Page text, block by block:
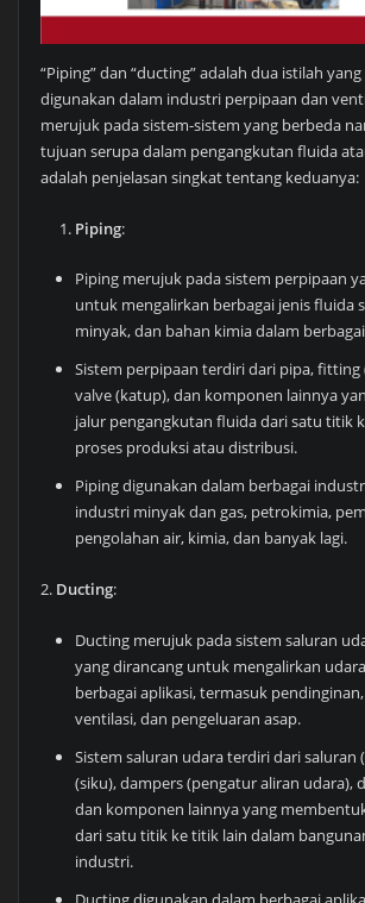
“Piping” dan “ducting” adalah dua istilah
digunakan dalam industri perpipaan dan
merujuk pada sistem-sistem yang berbeda
tujuan serupa dalam pengangkutan fluida
adalah penjelasan singkat tentang keduanya:
Piping:
Piping merujuk pada sistem perpipaan
untuk mengalirkan berbagai jenis fluida
minyak, dan bahan kimia dalam
Sistem perpipaan terdiri dari pipa, fitting
valve (katup), dan komponen lainnya
jalur pengangkutan fluida dari satu titik
proses produksi atau distribusi.
Piping digunakan dalam berbagai
industri minyak dan gas, petrokimia,
pengolahan air, kimia, dan banyak lagi.
2. Ducting:
Ducting merujuk pada sistem saluran
yang dirancang untuk mengalirkan
berbagai aplikasi, termasuk
ventilasi, dan pengeluaran asap.
Sistem saluran udara terdiri dari saluran
(siku), dampers (pengatur aliran udara),
dan komponen lainnya yang
dari satu titik ke titik lain dalam
industri.